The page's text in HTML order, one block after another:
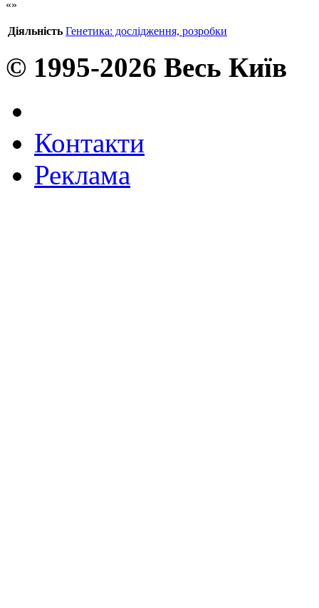
Діяльність Генетика: дослідження, розробки
© 1995-2026 Весь Київ
Контакти
Реклама